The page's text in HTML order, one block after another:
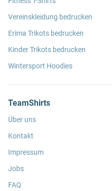
Vereinskleidung bedrucken
Erima Trikots bedrucken
Kinder Trikots bedrucken
Wintersport Hoodies
TeamShirts
Über uns
Kontakt
Impressum
Jobs
FAQ